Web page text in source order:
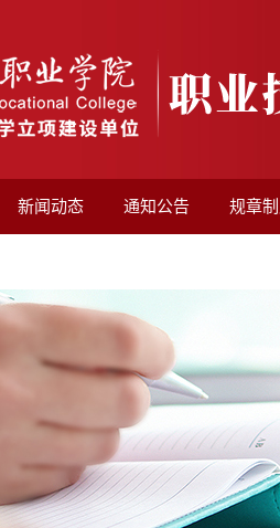
新闻动态 通知公告 规章